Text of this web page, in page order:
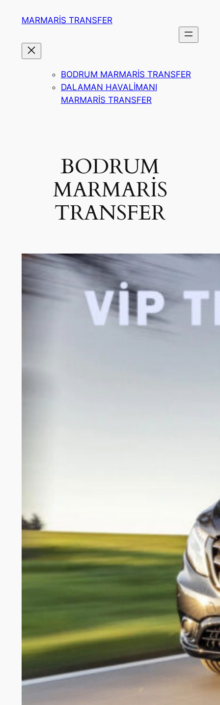
MARMARİS TRANSFER
BODRUM MARMARİS TRANSFER
DALAMAN HAVALİMANI
MARMARİS TRANSFER
BODRUM
MARMARİS
TRANSFER